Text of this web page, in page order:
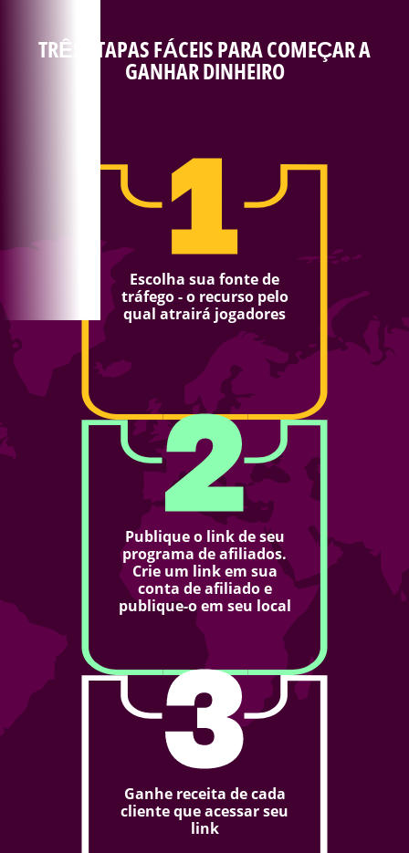
TRÊS ETAPAS FÁCEIS PARA COMEÇAR A
GANHAR DINHEIRO
Escolha sua fonte de
tráfego - o recurso pelo
qual atrairá jogadores
Publique o link de seu
programa de afiliados.
Crie um link em sua
conta de afiliado e
publique-o em seu local
Ganhe receita de cada
cliente que acessar seu
link